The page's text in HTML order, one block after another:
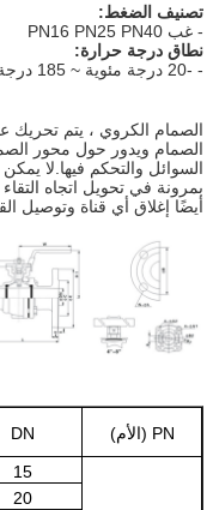
تصنيف الضغط:
- غب PN16 PN25 PN40
نطاق درجة حرارة:
- -20 درجة مئوية ~ 185 درجة مئوية
الصمام الكروي ، يتم تحريك
الصمام ويدور حول محور
السوائل والتحكم فيها.لا
بمرونة في تحويل اتجاه
أيضًا إغلاق أي قناة وتوصيل
PN (الأم) DN
15
20